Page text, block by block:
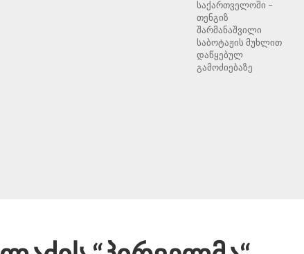
საქართველოში –
თენგიზ
შარმანაშვილი
საბოტაჟის მუხლით
დაწყებულ
გამოძიებაზე